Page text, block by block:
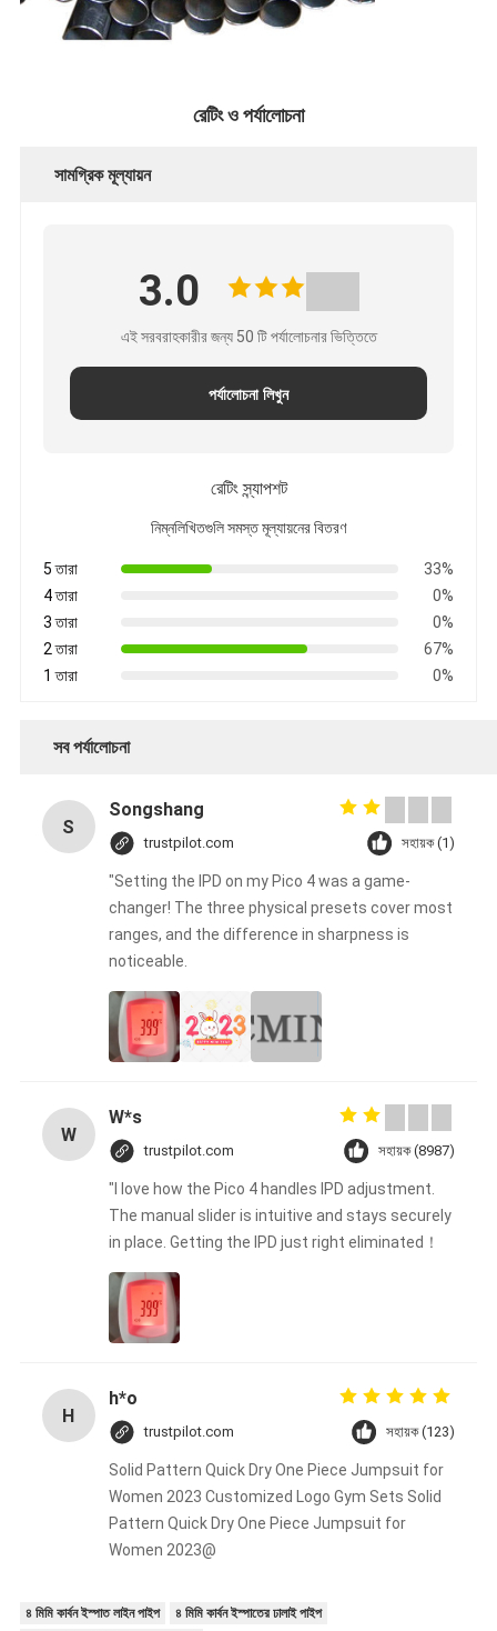
রেটিং ও পর্যালোচনা
সামগ্রিক মূল্যায়ন
3.0
এই সরবরাহকারীর জন্য 50 টি পর্যালোচনার ভিত্তিতে
পর্যালোচনা লিখুন
রেটিং স্ন্যাপশট
নিম্নলিখিতগুলি সমস্ত মূল্যায়নের বিতরণ
5 তারা
33%
4 তারা
0%
3 তারা
0%
2 তারা
67%
1 তারা
0%
সব পর্যালোচনা
S
Songshang
trustpilot.com সহায়ক (1)
"Setting the IPD on my Pico 4 was a game-
changer! The three physical presets cover most
ranges, and the difference in sharpness is
noticeable.
W
W*s
trustpilot.com সহায়ক (8987)
"I love how the Pico 4 handles IPD adjustment.
The manual slider is intuitive and stays securely
in place. Getting the IPD just right eliminated！
H
h*o
trustpilot.com সহায়ক (123)
Solid Pattern Quick Dry One Piece Jumpsuit for
Women 2023 Customized Logo Gym Sets Solid
Pattern Quick Dry One Piece Jumpsuit for
Women 2023@
৪ মিমি কার্বন ইস্পাত লাইন পাইপ
৪ মিমি কার্বন ইস্পাতের ঢালাই পাইপ